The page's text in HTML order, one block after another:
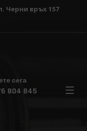
Черни връх 157
сега
804 845 ×
мечтана